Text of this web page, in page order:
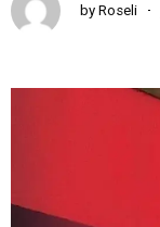
by Roseli